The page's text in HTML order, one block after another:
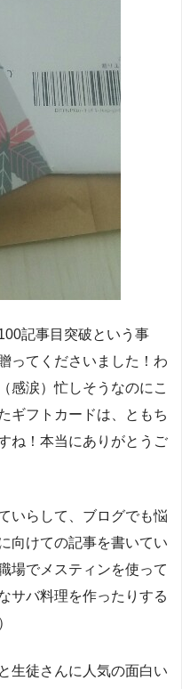
記事目突破という事
ってくださいました！わ
感涙）忙しそうなのにこ
ギフトカードは、ともち
ね！本当にありがとうご
いらして、ブログでも悩
向けての記事を書いてい
場でメスティンを使って
サバ料理を作ったりする
生徒さんに人気の面白い